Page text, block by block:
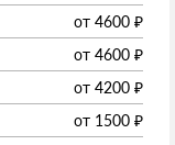
от 4600 ₽
от 4600 ₽
от 4200 ₽
от 1500 ₽